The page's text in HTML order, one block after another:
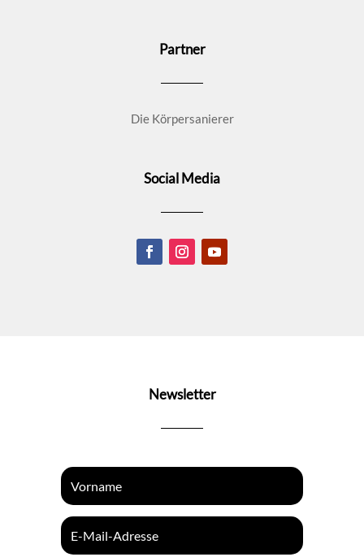
Partner
Die Körpersanierer
Social Media
Newsletter